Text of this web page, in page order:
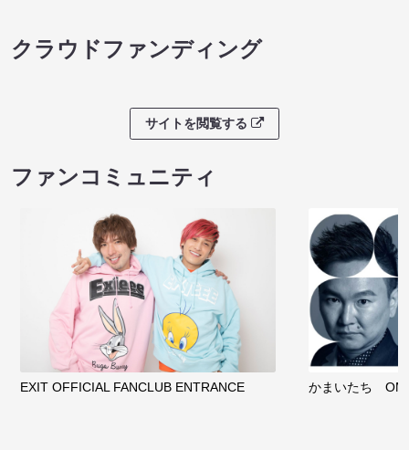
クラウドファンディング
サイトを閲覧する
ファンコミュニティ
EXIT OFFICIAL FANCLUB ENTRANCE かまいたち